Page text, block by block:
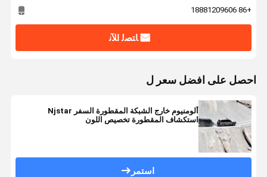
+86 18881209606
ﺎﺘﺼﻟ ﺍﻶﻧ
احصل على افضل سعر ل
ألومنيوم خارج الشبكة المقطورة السفر Njstar
استكشاف المقطورة تخصيص اللون
استمر